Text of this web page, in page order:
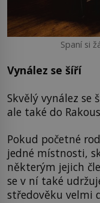
Spaní si
Vynález se šíří
Skvělý vynález se
ale také do
Pokud početné
jedné místnosti,
některým jejich
se v ní také
středověku velmi